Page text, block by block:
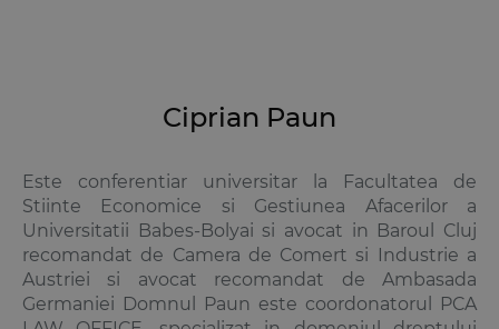
Ciprian Paun
Este conferentiar universitar la Facultatea de
Stiinte Economice si Gestiunea Afacerilor a
Universitatii Babes-Bolyai si avocat in Baroul Cluj
recomandat de Camera de Comert si Industrie a
Austriei si avocat recomandat de Ambasada
Germaniei Domnul Paun este coordonatorul PCA